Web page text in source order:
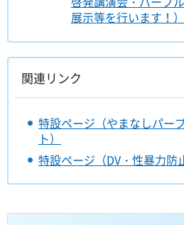
展示等を行います！
関連リンク
特設ページ（やまなしパー
ト）
特設ページ（DV・性暴力防